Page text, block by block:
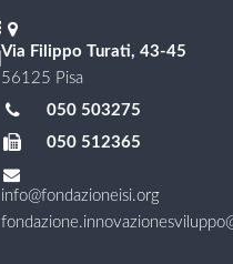
Via Filippo Turati, 43-45
56125 Pisa
050 503275
050 512365
info@fondazioneisi.org